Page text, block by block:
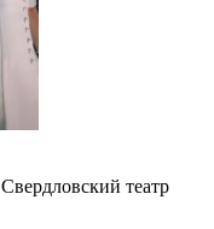
Свердловский театр